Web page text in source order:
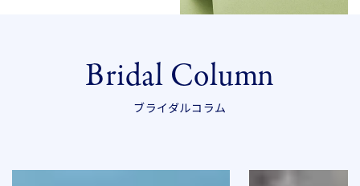
Bridal Column
ブライダルコラム